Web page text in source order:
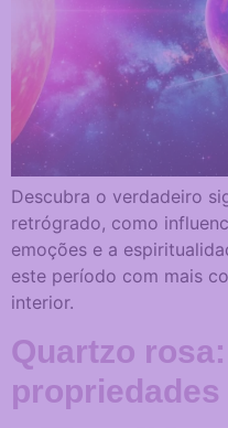
Descubra o verdadeiro
retrógrado, como
emoções e a
este período com mais
interior.
Quartzo
propriedades